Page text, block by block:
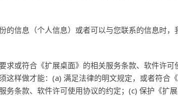
的信息（个人信息）或者可以与您联系的信息时，
求或符合《扩展桌面》的相关服务条款、软件许可
这样做才能：(a) 满足法律的明文规定，或者符合
务条款、软件许可使用协议的约定；(c) 保护《扩